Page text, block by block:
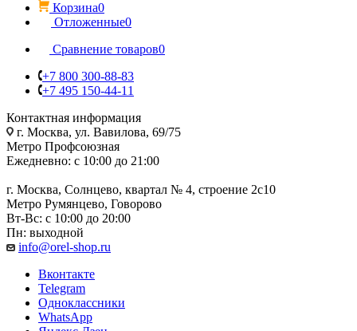
Корзина0
Отложенные0
Сравнение товаров0
+7 800 300-88-83
+7 495 150-44-11
Контактная информация
г. Москва, ул. Вавилова, 69/75
Метро Профсоюзная
Ежедневно: с 10:00 до 21:00
г. Москва, Солнцево, квартал № 4, строение 2с10
Метро Румянцево, Говорово
Вт-Вс: с 10:00 до 20:00
Пн: выходной
info@orel-shop.ru
Вконтакте
Telegram
Одноклассники
WhatsApp